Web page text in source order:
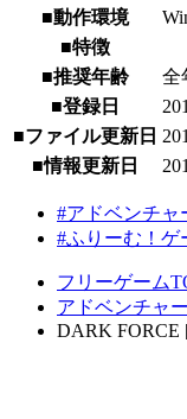
■動作環境
■特徴
■推奨年齢
全
■登録日
■ファイル更新日
■情報更新日
#アドベンチャ
#ふりーむ！ゲ
フリーゲーム
アドベンチャ
DARK FORCE